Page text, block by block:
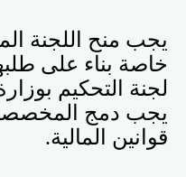
يجب منح اللجنة
خاصة بناء على
لجنة التحكيم
يجب دمج
قوانين المالية.